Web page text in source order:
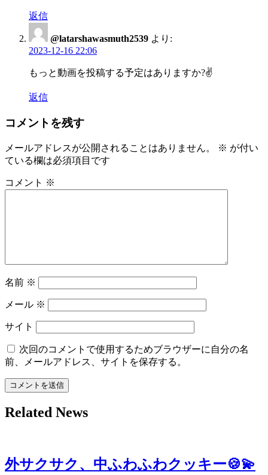
返信
@latarshawasmuth2539 より:
2023-12-16 22:06
もっと動画を投稿する予定はありますか?✌️
返信
コメントを残す
メールアドレスが公開されることはありません。 ※ が付い
ている欄は必須項目です
コメント ※
名前 ※
メール ※
サイト
次回のコメントで使用するためブラウザーに自分の名
前、メールアドレス、サイトを保存する。
Related News
外サクサク、中ふわふわクッキー🍪💫